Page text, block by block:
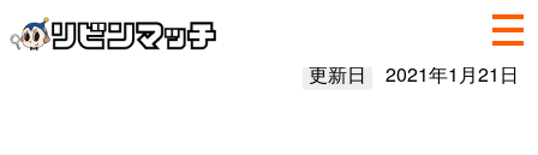
更新日 2021年1月21日